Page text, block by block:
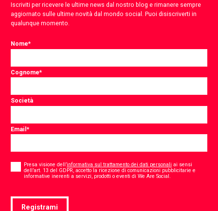
Iscriviti per ricevere le ultime news dal nostro blog e rimanere sempre
aggiornato sulle ultime novità dal mondo social. Puoi disiscriverti in
qualunque momento.
Nome*
Cognome*
Società
Email*
Consent
Presa visione dell’informativa sul trattamento dei dati personali ai sensi
dell’art. 13 del GDPR, accetto la ricezione di comunicazioni pubblicitarie e
informative inerenti a servizi, prodotti o eventi di We Are Social.
Registrami